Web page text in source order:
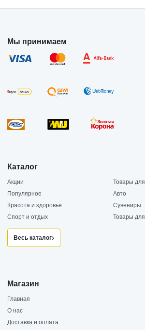
Мы принимаем
Каталог
Акции
Товары
Популярное
Авто
Красота и здоровье
Сувениры
Спорт и отдых
Товары
Весь каталог
Магазин
Главная
О нас
Доставка и оплата